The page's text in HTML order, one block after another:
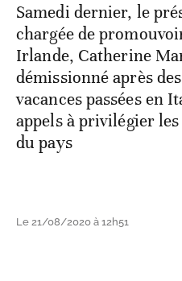
Samedi dernier, le
chargée de
Irlande, Catherine
démissionné après
vacances passées en
appels à privilégier
du pays
Le 21/08/2020 à 12h51